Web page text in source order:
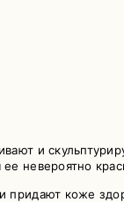
и
невероятно
придают коже